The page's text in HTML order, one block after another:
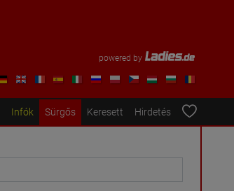
powered by
Infók Sürgős Keresett Hirdetés